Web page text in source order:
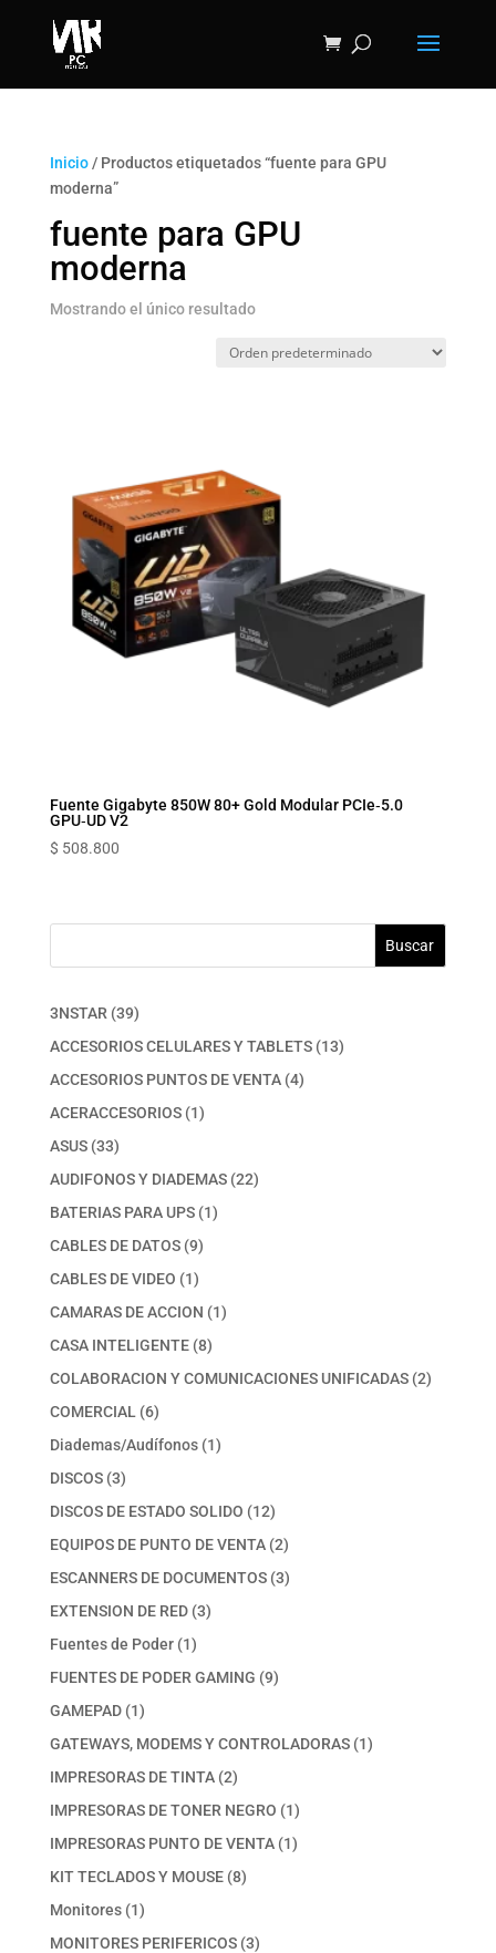
Inicio/ Productos etiquetados “fuente para GPU
moderna”
fuente para GPU
moderna
Mostrando el único resultado
Fuente Gigabyte 850W 80+ Gold Modular PCIe‑5.0
GPU‑UD V2
$ 508.800
Buscar
3NSTAR 3939
productos
ACCESORIOS CELULARES Y TABLETS 1313
ACCESORIOS PUNTOS DE VENTA 44
ACERACCESORIOS 11
ASUS 3333
productos
AUDIFONOS Y DIADEMAS 2222
BATERIAS PARA UPS 11
CABLES DE DATOS 99
productos
CABLES DE VIDEO 11
producto
CAMARAS DE ACCION 11
CASA INTELIGENTE 88
productos
COLABORACION Y COMUNICACIONES UNIFICADAS 22
COMERCIAL 66
productos
Diademas/Audífonos 11
DISCOS 33
productos
DISCOS DE ESTADO SOLIDO 1212
productos
EQUIPOS DE PUNTO DE VENTA 22
productos
ESCANNERS DE DOCUMENTOS 33
EXTENSION DE RED 33
Fuentes de Poder 11
producto
FUENTES DE PODER GAMING 99
GAMEPAD 11
producto
GATEWAYS, MODEMS Y CONTROLADORAS 11
IMPRESORAS DE TINTA 22
productos
IMPRESORAS DE TONER NEGRO 11
producto
IMPRESORAS PUNTO DE VENTA 11
KIT TECLADOS Y MOUSE 88
Monitores 11
producto
MONITORES PERIFERICOS 33